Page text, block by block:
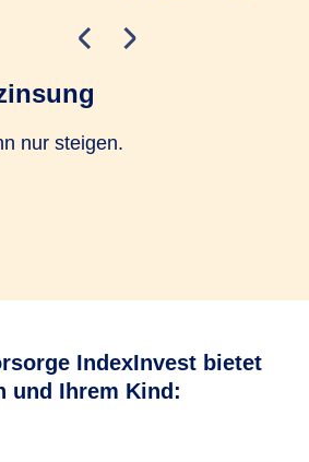
nur steigen.
IndexInvest bietet
und Ihrem Kind: